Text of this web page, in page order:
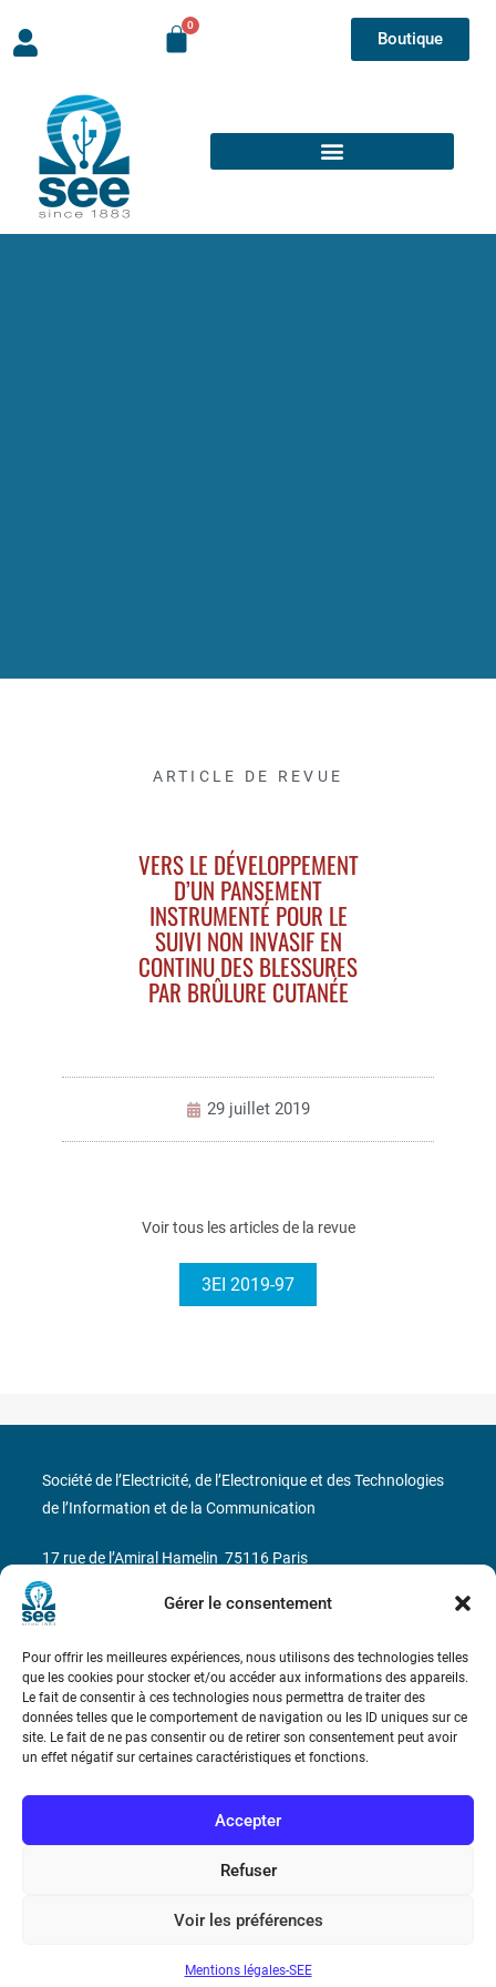
Gérer le consentement
Pour offrir les meilleures expériences, nous utilisons des technologies telles
que les cookies pour stocker et/ou accéder aux informations des appareils.
Le fait de consentir à ces technologies nous permettra de traiter des
données telles que le comportement de navigation ou les ID uniques sur ce
site. Le fait de ne pas consentir ou de retirer son consentement peut avoir
un effet négatif sur certaines caractéristiques et fonctions.
Accepter
Refuser
Voir les préférences
Mentions légales-SEE
Boutique
ARTICLE DE REVUE
VERS LE DÉVELOPPEMENT
D’UN PANSEMENT
INSTRUMENTÉ POUR LE
SUIVI NON INVASIF EN
CONTINU DES BLESSURES
PAR BRÛLURE CUTANÉE
29 juillet 2019
Voir tous les articles de la revue
3EI 2019-97
Conditions Générales de Vente
Société de l’Electricité, de l’Electronique et des Technologies
de l’Information et de la Communication
17 rue de l’Amiral Hamelin 75116 Paris
Métro : « Boissière » Ligne 6 et « Iéna » Ligne 9
Téléphone : (+33) 1 56 90 37 17
N° de SIREN : 785 393 232, Code APE : 9412Z TVA intra-
communautaire : FR44 785 393 232